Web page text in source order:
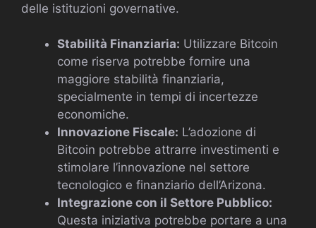
delle istituzioni governative.
Stabilità Finanziaria: Utilizzare Bitcoin
come riserva potrebbe fornire una
maggiore stabilità finanziaria,
specialmente in tempi di incertezze
economiche.
Innovazione Fiscale: L’adozione di
Bitcoin potrebbe attrarre investimenti e
stimolare l’innovazione nel settore
tecnologico e finanziario dell’Arizona.
Integrazione con il Settore Pubblico:
Questa iniziativa potrebbe portare a una